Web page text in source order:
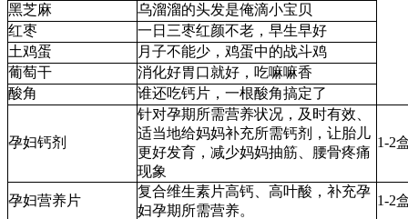
黑芝麻
乌溜溜的头发是俺滴小宝贝
红枣
一日三枣红颜不老，早生早好
土鸡蛋
月子不能少，鸡蛋中的战斗鸡
葡萄干
消化好胃口就好，吃嘛嘛香
酸角
谁还吃钙片，一根酸角搞定了
孕妇钙剂
针对孕期所需营养状况，及时有效、
适当地给妈妈补充所需钙剂，让胎儿
更好发育，减少妈妈抽筋、腰骨疼痛
现象
1-2
孕妇营养片
复合维生素片高钙、高叶酸，补充孕
妇孕期所需营养。
1-2